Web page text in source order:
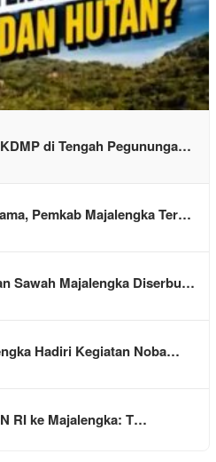
di Tengah Pegununga…
Pemkab Majalengka Ter…
Sawah Majalengka Diserbu…
Hadiri Kegiatan Noba…
RI ke Majalengka: T…